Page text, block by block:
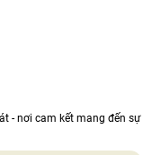
- nơi cam kết mang đến sự